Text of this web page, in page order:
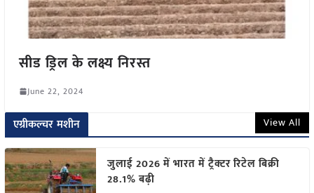
सीड ड्रिल के लक्ष्य निरस्त
June 22, 2024
एग्रीकल्चर मशीन View All
जुलाई 2026 में भारत में ट्रैक्टर रिटेल बिक्री
28.1% बढ़ी